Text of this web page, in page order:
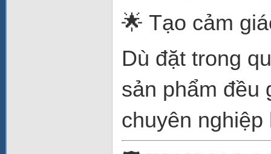
🌟 Tạo cảm
Dù đặt trong
sản phẩm đều
chuyên nghiệp